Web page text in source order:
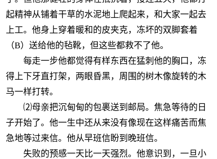
起精神从铺着干草的水泥地上爬起来，和大家一起去
上工。他身上穿着暖和的皮夹克，冻坏的双脚套着
（B）送给他的毡靴，但这些都救不了他。
每走一步他都觉得有样东西在猛刺他的胸口，冻
得上下牙直打架，两眼昏黑，周围的树木像旋转的木
马一样打转。
⑵母亲把沉甸甸的包裹送到邮局。焦急等待的日
子开始了。他一生中还从来没有像现在这样痛苦而焦
急地等过来信。他从早班信盼到晚班信。
失败的预感一天比一天强烈。他意识到，一旦小